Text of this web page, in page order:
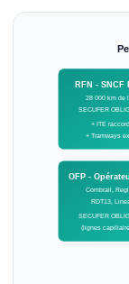
RFN - SNCF
28 000 km de
SECUFER
+ ITE
+ Tramways
OFP -
Combrail,
RDT13,
SECUFER
(lignes